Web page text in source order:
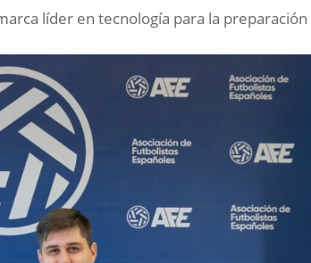
líder en tecnología para la preparación